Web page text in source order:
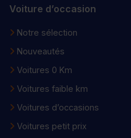
Voiture d’occasion
Notre sélection
Nouveautés
Voitures 0 Km
Voitures faible km
Voitures d’occasions
Voitures petit prix